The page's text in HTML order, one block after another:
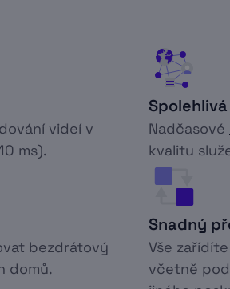
videí v
ms).
Nadčasové
kvalitu
bezdrátový
domů.
Snadný
Vše
včetně